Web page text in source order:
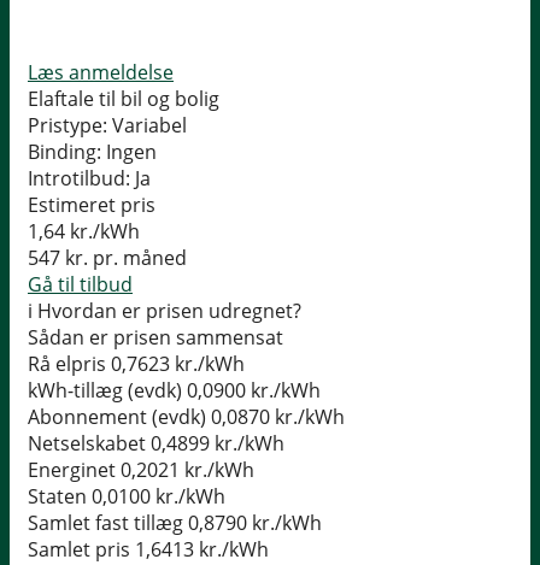
Læs anmeldelse
Elaftale til bil og bolig
Pristype: Variabel
Binding: Ingen
Introtilbud: Ja
Estimeret pris
1,64 kr./kWh
547 kr. pr. måned
Gå til tilbud
i Hvordan er prisen udregnet?
Sådan er prisen sammensat
Rå elpris 0,7623 kr./kWh
kWh-tillæg (evdk) 0,0900 kr./kWh
Abonnement (evdk) 0,0870 kr./kWh
Netselskabet0,4899 kr./kWh
Energinet0,2021 kr./kWh
Staten 0,0100 kr./kWh
Samlet fast tillæg0,8790 kr./kWh
Samlet pris 1,6413 kr./kWh